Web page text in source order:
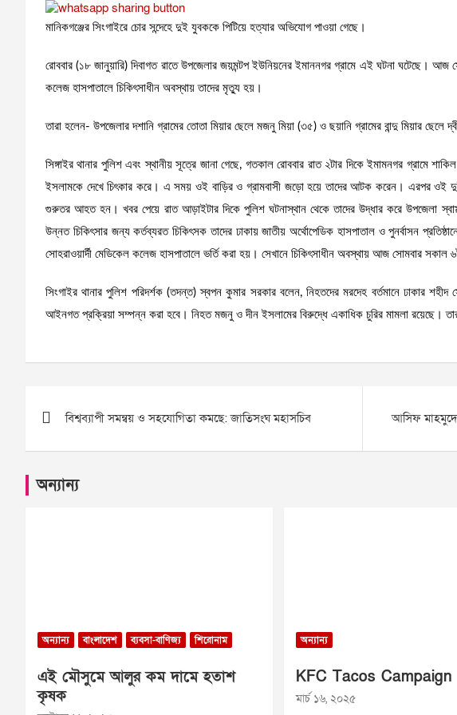
মানিকগঞ্জের সিংগাইরে চোর সন্দেহে দুই যুবককে পিটিয়ে হত্যার অভিযোগ পাওয়া গেছে।
রোববার (১৮ জানুয়ারি) দিবাগত রাতে উপজেলার জয়মন্টপ ইউনিয়নের ইমাননগর গ্রামে এই ঘটনা ঘটেছে। আজ
কলেজ হাসপাতালে চিকিৎসাধীন অবস্থায় তাদের মৃত্যু হয়।
তারা হলেন- উপজেলার দশানি গ্রামের তোতা মিয়ার ছেলে মজনু মিয়া (৩৫) ও ছয়ানি গ্রামের বান্দু মিয়ার ছেলে
সিঙ্গাইর থানার পুলিশ এবং স্থানীয় সূত্রে জানা গেছে, গতকাল রোববার রাত ২টার দিকে ইমামনগর গ্রামে
ইসলামকে দেখে চিৎকার করে। এ সময় ওই বাড়ির ও গ্রামবাসী জড়ো হয়ে তাদের আটক করেন। এরপর ওই
গুরুতর আহত হন। খবর পেয়ে রাত আড়াইটার দিকে পুলিশ ঘটনাস্থান থেকে তাদের উদ্ধার করে উপজেলা
উন্নত চিকিৎসার জন্য কর্তব্যরত চিকিৎসক তাদের ঢাকায় জাতীয় অর্থোপেডিক হাসপাতাল ও পুনর্বাসন
সোহরাওয়ার্দী মেডিকেল কলেজ হাসপাতালে ভর্তি করা হয়। সেখানে চিকিৎসাধীন অবস্থায় আজ সোমবার সকাল
সিংগাইর থানার পুলিশ পরিদর্শক (তদন্ত) স্বপন কুমার সরকার বলেন, নিহতদের মরদেহ বর্তমানে ঢাকার শহীদ
আইনগত প্রক্রিয়া সম্পন্ন করা হবে। নিহত মজনু ও দীন ইসলামের বিরুদ্ধে একাধিক চুরির মামলা রয়েছে।
navigation
বিশ্বব্যাপী সমন্বয় ও সহযোগিতা কমছে: জাতিসংঘ মহাসচিব আসিফ
অন্যান্য
অন্যান্য বাংলাদেশ ব্যবসা-বাণিজ্য শিরোনাম
এই মৌসুমে আলুর কম দামে হতাশ
কৃষক
অন্যান্য
KFC Tacos Campaign
মার্চ ১৬, ২০২৫